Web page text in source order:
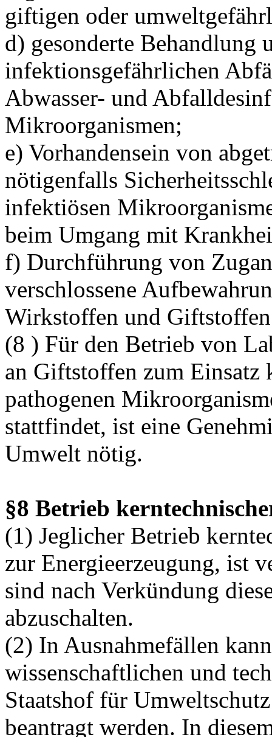
giftigen oder
d) gesonderte Behandlung
infektionsgefährlichen
Abwasser- und
Mikroorganismen;
e) Vorhandensein von
nötigenfalls
infektiösen
beim Umgang mit
f) Durchführung von
verschlossene
Wirkstoffen und
(8 ) Für den Betrieb von
an Giftstoffen zum Einsatz
pathogenen
stattfindet, ist eine
Umwelt nötig.
§8 Betrieb
(1) Jeglicher Betrieb
zur Energieerzeugung, ist
sind nach Verkündung
abzuschalten.
(2) In Ausnahmefällen
wissenschaftlichen und
Staatshof für
beantragt werden. In